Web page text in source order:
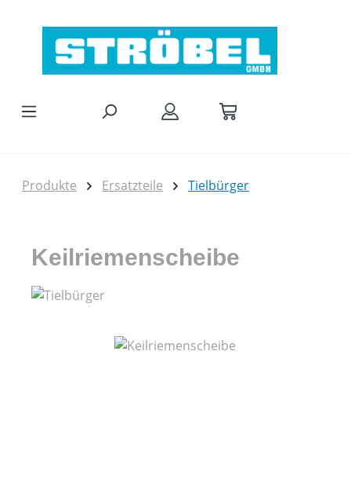
Produkte Ersatzteile Tielbürger
Keilriemenscheibe
Bildergalerie überspringen